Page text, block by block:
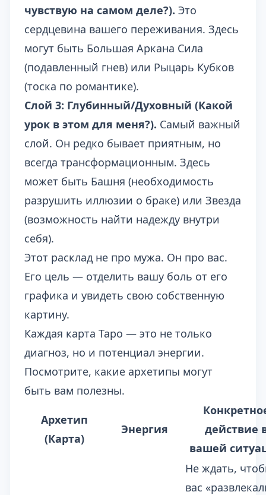
чувствую на самом деле?). Это
сердцевина вашего переживания. Здесь
могут быть Большая Аркана Сила
(подавленный гнев) или Рыцарь Кубков
(тоска по романтике).
Слой 3: Глубинный/Духовный (Какой
урок в этом для меня?). Самый важный
слой. Он редко бывает приятным, но
всегда трансформационным. Здесь
может быть Башня (необходимость
разрушить иллюзии о браке) или Звезда
(возможность найти надежду внутри
себя).
Этот расклад не про мужа. Он про вас.
Его цель — отделить вашу боль от его
графика и увидеть свою собственную
картину.
Каждая карта Таро — это не только
диагноз, но и потенциал энергии.
Посмотрите, какие архетипы могут
быть вам полезны.
Архетип
(Карта)
Энергия
действие
вашей
Не ждать,
вас